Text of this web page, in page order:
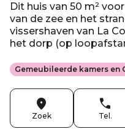
Dit huis van 50 m²
van de zee en het
vissershaven van La
het dorp (op
Gemeubileerde kamers en
Zoek Tel.